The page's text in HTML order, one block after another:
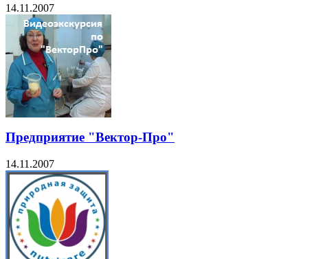
14.11.2007
Предприятие "Вектор-Про"
14.11.2007